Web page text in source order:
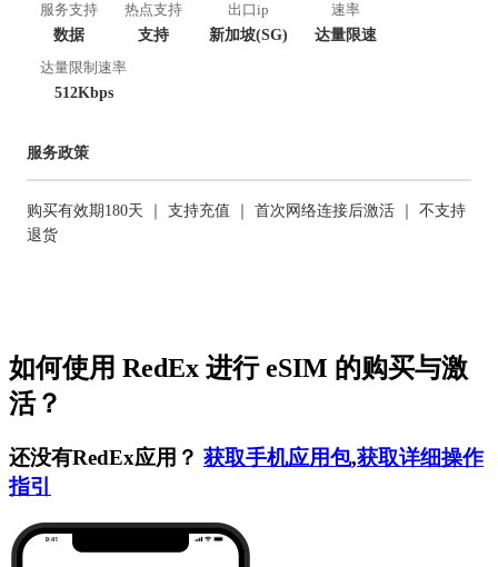
服务支持
数据
热点支持
支持
出口ip
新加坡(SG)
速率
达量限速
达量限制速率
512Kbps
服务政策
购买有效期180天 ｜ 支持充值 ｜ 首次网络连接后激活 ｜ 不支持
退货
如何使用 RedEx 进行 eSIM 的购买与激
活？
还没有RedEx应用？ 获取手机应用包,获取详细操作
指引